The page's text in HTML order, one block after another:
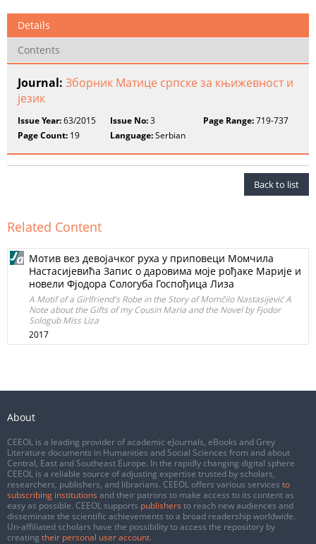
Details
Contents
Journal: Зборник Матице српске за књижевност и
језик
Issue Year:63/2015 Issue No:3 Page Range:719-737
Page Count: 19 Language:Serbian
Back to list
Related Content
Мотив вез девојачког руха у приповеци Момчила
Настасијевића Запис о даровима моје рођаке Марије и
новели Фјодора Сологуба Госпођица Лиза
A Motif of a Girlfriend's Robe in the Story of Momčilo Nastasijević A
Note about the Gifts of my Cousin Maria and the Novel by Fjodor
Sologub Miss Liza
2017
About
CEEOL is a leading provider of academic eJournals, eBooks and Grey
Literature documents in Humanities and Social Sciences from and about
Central, East and Southeast Europe. In the rapidly changing digital sphere
CEEOL is a reliable source of adjusting expertise trusted by scholars,
researchers, publishers, and librarians. CEEOL offers various services to
subscribing institutions and their patrons to make access to its content as
easy as possible. CEEOL supports publishers to reach new audiences and
disseminate the scientific achievements to a broad readership worldwide.
Un-affiliated scholars have the possibility to access the repository by
creating their personal user account.